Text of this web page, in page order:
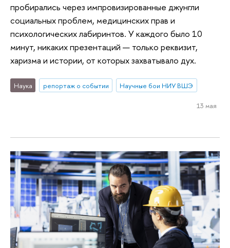
пробирались через импровизированные джунгли
социальных проблем, медицинских прав и
психологических лабиринтов. У каждого было 10
минут, никаких презентаций — только реквизит,
харизма и истории, от которых захватывало дух.
Наука репортаж о событии Научные бои НИУ ВШЭ
13 мая